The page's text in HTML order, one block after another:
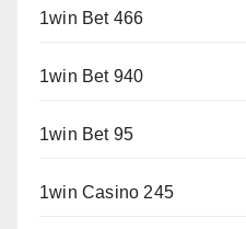
1win Bet 466
1win Bet 940
1win Bet 95
1win Casino 245